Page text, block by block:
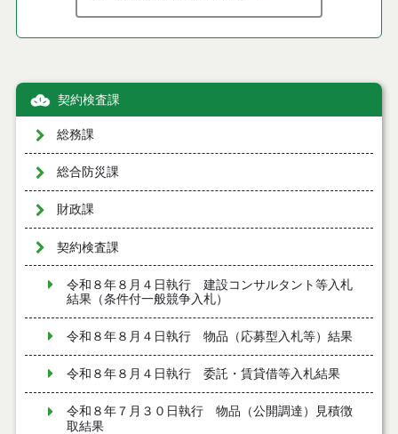
契約検査課
総務課
総合防災課
財政課
契約検査課
令和８年８月４日執行 建設コンサルタント等入札
結果（条件付一般競争入札）
令和８年８月４日執行 物品（応募型入札等）結果
令和８年８月４日執行 委託・賃貸借等入札結果
令和８年７月３０日執行 物品（公開調達）見積徴
取結果